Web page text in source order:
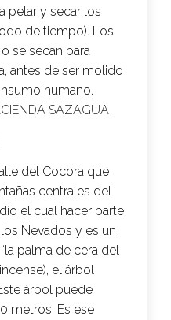
pelar y secar los
de tiempo). Los
se secan para
antes de ser molido
humano.
SAZAGUA
del Cocora que
centrales del
el cual hacer parte
Nevados y es un
palma de cera del
el árbol
árbol puede
metros. Es ese